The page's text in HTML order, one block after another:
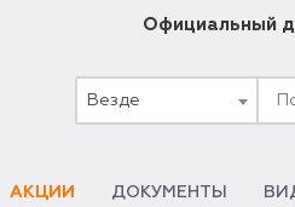
Официальный
Везде
АКЦИИ ДОКУМЕНТЫ